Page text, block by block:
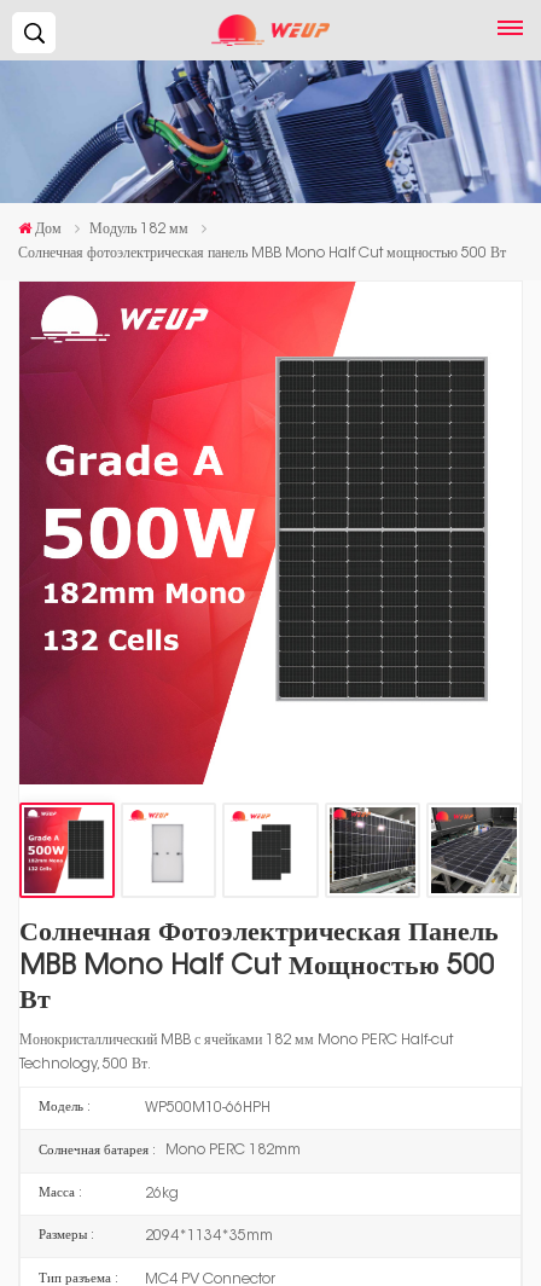
Дом
Модуль 182 мм
Солнечная фотоэлектрическая панель MBB Mono Half Cut мощностью 500 Вт
Солнечная Фотоэлектрическая Панель
MBB Mono Half Cut Мощностью 500
Вт
Монокристаллический MBB с ячейками 182 мм Mono PERC Half-cut
Technology, 500 Вт.
Модель : WP500M10-66HPH
Солнечная батарея : Mono PERC 182mm
Масса : 26kg
Размеры : 2094*1134*35mm
Тип разъема : MC4 PV Connector